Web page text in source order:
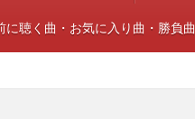
に聴く曲・お気に入り曲・勝負曲